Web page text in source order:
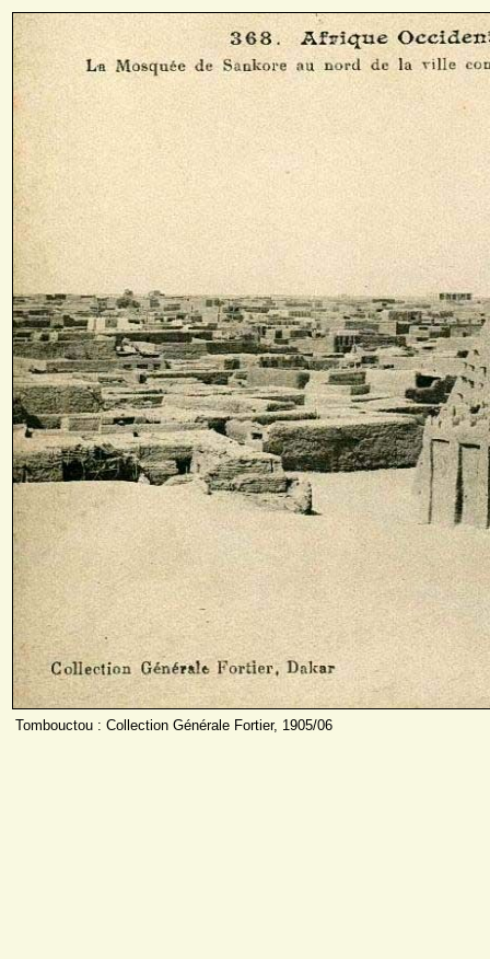
Tombouctou : Collection Générale Fortier, 1905/06